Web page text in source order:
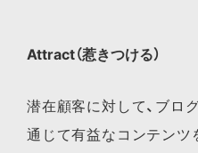
Attract（惹きつける）
潜在顧客に対して、ブロ
通じて有益なコンテンツ